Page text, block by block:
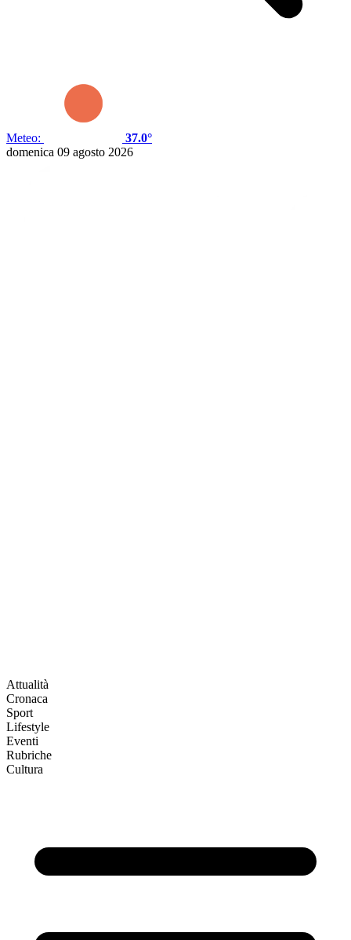
Meteo:
37.0°
domenica 09 agosto 2026
Attualità
Cronaca
Sport
Lifestyle
Eventi
Rubriche
Cultura